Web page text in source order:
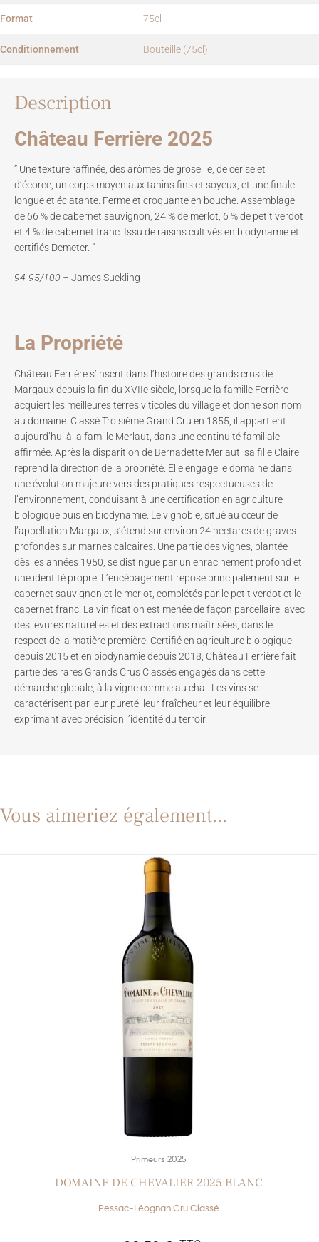
Description
Château Ferrière 2025
” Une texture raffinée, des arômes de groseille, de cerise et
d’écorce, un corps moyen aux tanins fins et soyeux, et une finale
longue et éclatante. Ferme et croquante en bouche. Assemblage
de 66 % de cabernet sauvignon, 24 % de merlot, 6 % de petit verdot
et 4 % de cabernet franc. Issu de raisins cultivés en biodynamie et
certifiés Demeter. ”
94-95/100 – James Suckling
La Propriété
Château Ferrière s’inscrit dans l’histoire des grands crus de
Margaux depuis la fin du XVIIe siècle, lorsque la famille Ferrière
acquiert les meilleures terres viticoles du village et donne son nom
au domaine. Classé Troisième Grand Cru en 1855, il appartient
aujourd’hui à la famille Merlaut, dans une continuité familiale
affirmée. Après la disparition de Bernadette Merlaut, sa fille Claire
reprend la direction de la propriété. Elle engage le domaine dans
une évolution majeure vers des pratiques respectueuses de
l’environnement, conduisant à une certification en agriculture
biologique puis en biodynamie. Le vignoble, situé au cœur de
l’appellation Margaux, s’étend sur environ 24 hectares de graves
profondes sur marnes calcaires. Une partie des vignes, plantée
dès les années 1950, se distingue par un enracinement profond et
une identité propre. L’encépagement repose principalement sur le
cabernet sauvignon et le merlot, complétés par le petit verdot et le
cabernet franc. La vinification est menée de façon parcellaire, avec
des levures naturelles et des extractions maîtrisées, dans le
respect de la matière première. Certifié en agriculture biologique
depuis 2015 et en biodynamie depuis 2018, Château Ferrière fait
partie des rares Grands Crus Classés engagés dans cette
démarche globale, à la vigne comme au chai. Les vins se
caractérisent par leur pureté, leur fraîcheur et leur équilibre,
exprimant avec précision l’identité du terroir.
Format 75cl
Conditionnement Bouteille (75cl)
Vous aimeriez également...
Primeurs 2025
DOMAINE DE CHEVALIER 2025 BLANC
Pessac-Léognan Cru Classé